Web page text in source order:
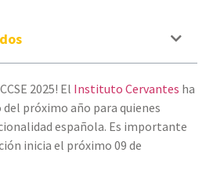
2025! El Instituto Cervantes ha
próximo año para quienes
española. Es importante
inicia el próximo 09 de